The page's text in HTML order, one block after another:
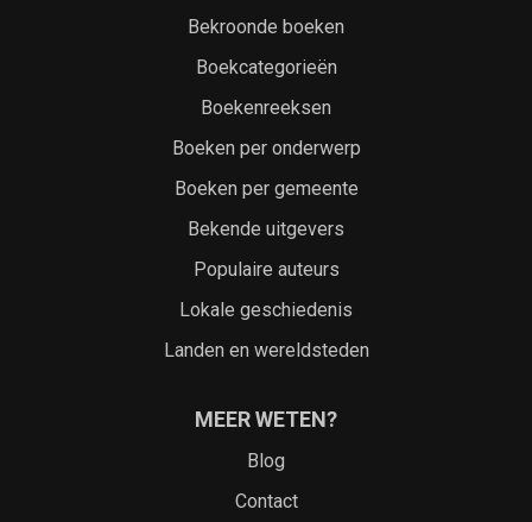
Bekroonde boeken
Boekcategorieën
Boekenreeksen
Boeken per onderwerp
Boeken per gemeente
Bekende uitgevers
Populaire auteurs
Lokale geschiedenis
Landen en wereldsteden
MEER WETEN?
Blog
Contact